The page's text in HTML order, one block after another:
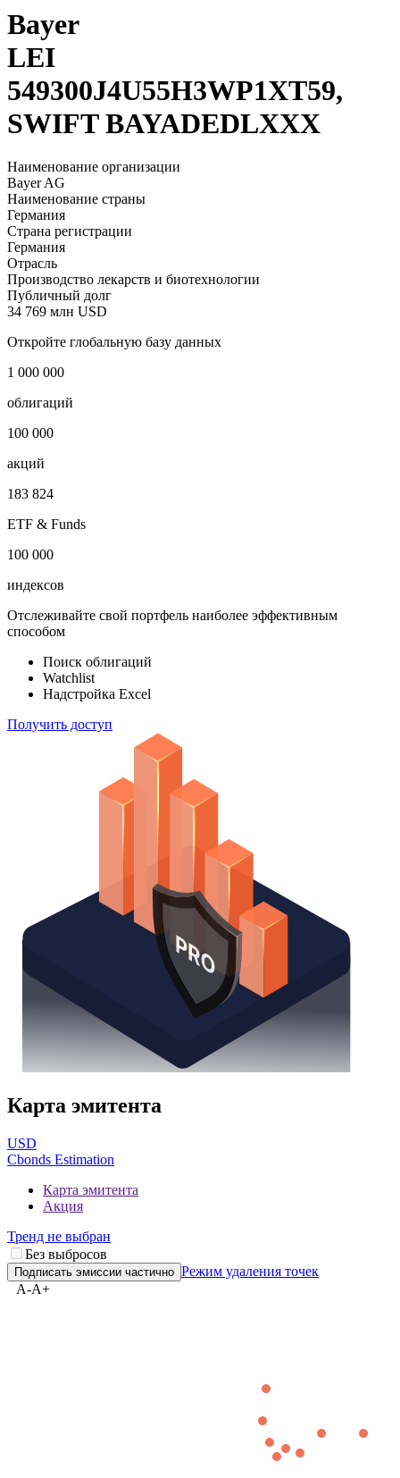
Bayer
LEI
SWIFT BAYADEDLXXX
Наименование организации
Bayer AG
Наименование страны
Германия
Страна регистрации
Германия
Производство лекарств и биотехнологии
34 769 млн USD
Откройте глобальную базу данных
1 000 000
облигаций
100 000
акций
183 824
ETF & Funds
100 000
Отслеживайте свой портфель наиболее эффективным
способом
Поиск облигаций
Надстройка Excel
Получить доступ
Карта эмитента
USD
Карта эмитента
Акция
Тренд не выбран